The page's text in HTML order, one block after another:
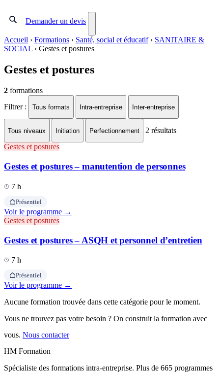
Demander un devis
Accueil › Formations › Santé, social et éducatif › SANITAIRE &
SOCIAL › Gestes et postures
Gestes et postures
2 formations
Filtrer :
Tous formats Intra-entreprise Inter-entreprise
Tous niveaux Initiation Perfectionnement 2 résultats
Gestes et postures
Gestes et postures – manutention de personnes
7 h
Présentiel
Voir le programme →
Gestes et postures
Gestes et postures – ASQH et personnel d’entretien
7 h
Présentiel
Voir le programme →
Aucune formation trouvée dans cette catégorie pour le moment.
Vous ne trouvez pas votre besoin ? On construit la formation avec
vous. Nous contacter
HM Formation
Spécialiste des formations intra-entreprise. Plus de 665 programmes